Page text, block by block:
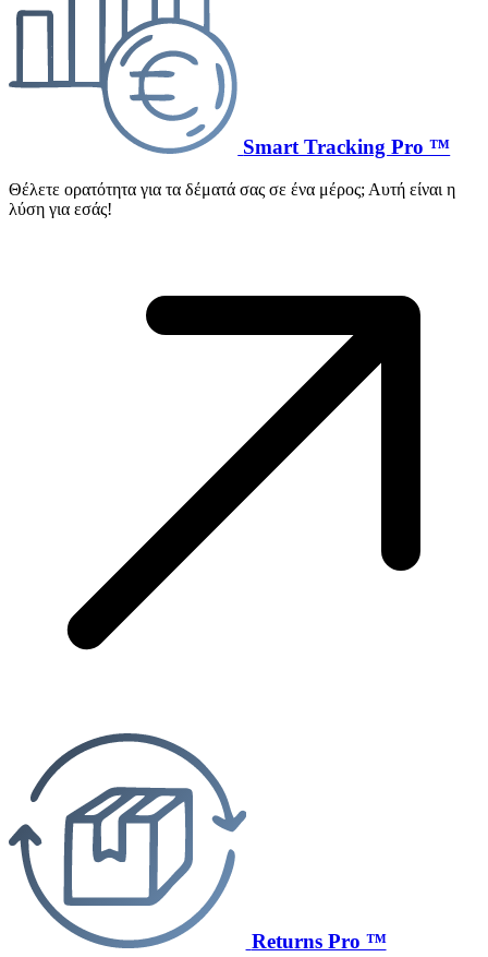
Smart Tracking Pro ™
Θέλετε ορατότητα για τα δέματά σας σε ένα μέρος; Αυτή είναι η
λύση για εσάς!
Returns Pro ™